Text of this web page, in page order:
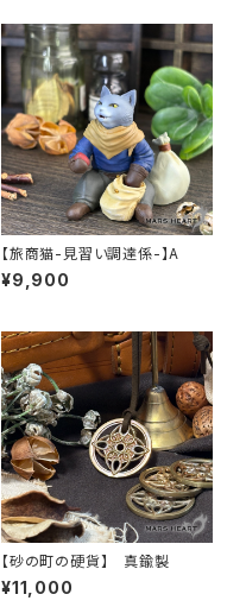
【旅商猫-見習い調達係-】A
¥9,900
【砂の町の硬貨】 真鍮製
¥11,000